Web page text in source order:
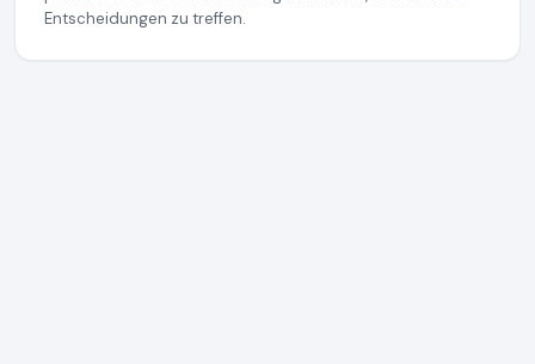
Entscheidungen zu treffen.